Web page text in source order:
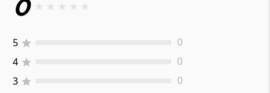
0 ★ ★ ★ ★ ★
5 0
4 0
3 0